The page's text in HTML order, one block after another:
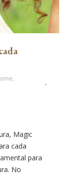
,
Magic
cada
para
No